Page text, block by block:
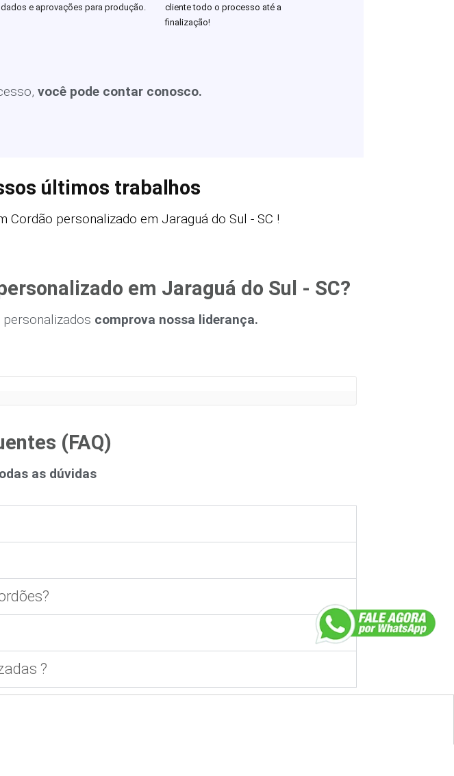
dados e aprovações para produção.
cliente todo o processo até a
finalização!
você pode contar conosco.
últimos trabalhos
Cordão personalizado em Jaraguá do Sul - SC !
em Jaraguá do Sul - SC?
comprova nossa liderança.
(FAQ)
as dúvidas
?